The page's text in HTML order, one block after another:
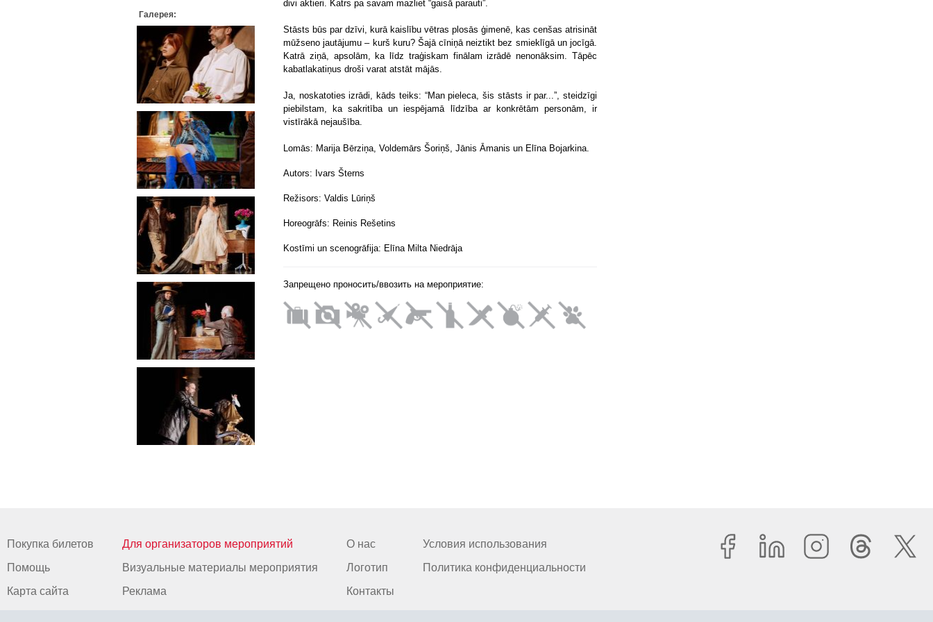
Галерея:
divi aktieri. Katrs pa savam mazliet “gaisā parauti”.
Stāsts būs par dzīvi, kurā kaislību vētras plosās ģimenē, kas cenšas atrisināt
mūžseno jautājumu – kurš kuru? Šajā cīniņā neiztikt bez smieklīgā un jocīgā.
Katrā ziņā, apsolām, ka līdz traģiskam finālam izrādē nenonāksim. Tāpēc
kabatlakatiņus droši varat atstāt mājās.
Ja, noskatoties izrādi, kāds teiks: “Man pieleca, šis stāsts ir par...”, steidzīgi
piebilstam, ka sakritība un iespējamā līdzība ar konkrētām personām, ir
vistīrākā nejaušība.
Lomās: Marija Bērziņa, Voldemārs Šoriņš, Jānis Āmanis un Elīna Bojarkina.
Autors: Ivars Šterns
Režisors: Valdis Lūriņš
Horeogrāfs: Reinis Rešetins
Kostīmi un scenogrāfija: Elīna Milta Niedrāja
Запрещено проносить/ввозить на мероприятие:
Покупка билетов
Помощь
Карта сайта
Для организаторов мероприятий
Визуальные материалы мероприятия
Реклама
О нас
Логотип
Контакты
Условия использования
Политика конфиденциальности